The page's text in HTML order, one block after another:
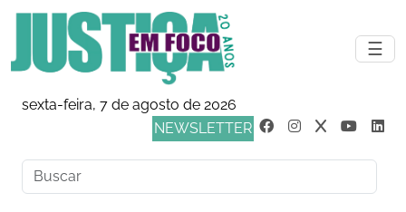
☰
sexta-feira, 7 de agosto de 2026
NEWSLETTER